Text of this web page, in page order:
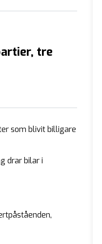
tre
som blivit billigare
drar bilar i